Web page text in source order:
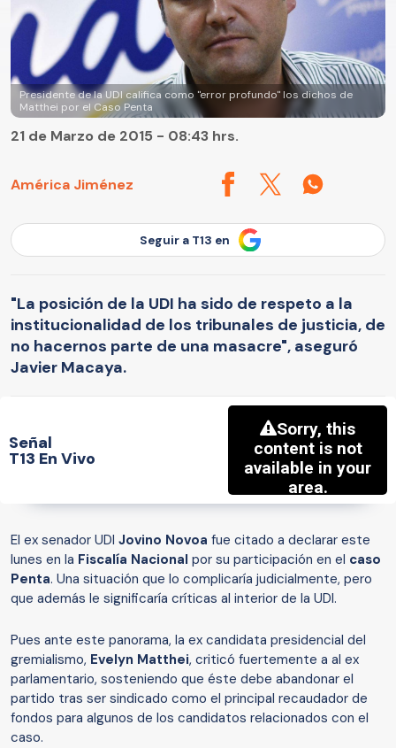
Presidente de la UDI califica como "error profundo" los dichos de
Matthei por el Caso Penta
América Jiménez
21 de Marzo de 2015 - 08:43 hrs.
Seguir a T13 en
"La posición de la UDI ha sido de respeto a la
institucionalidad de los tribunales de justicia, de
no hacernos parte de una masacre", aseguró
Javier Macaya.
Señal
T13 En Vivo
El ex senador UDI Jovino Novoa fue citado a declarar este
lunes en la Fiscalía Nacional por su participación en el caso
Penta. Una situación que lo complicaría judicialmente, pero
que además le significaría críticas al interior de la UDI.
Pues ante este panorama, la ex candidata presidencial del
gremialismo, Evelyn Matthei, criticó fuertemente a al ex
parlamentario, sosteniendo que éste debe abandonar el
partido tras ser sindicado como el principal recaudador de
fondos para algunos de los candidatos relacionados con el
caso.